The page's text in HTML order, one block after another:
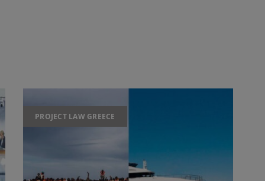
PROJECT LAW GREECE